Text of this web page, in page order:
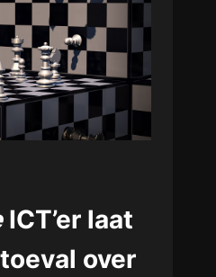
ICT’er laat
over